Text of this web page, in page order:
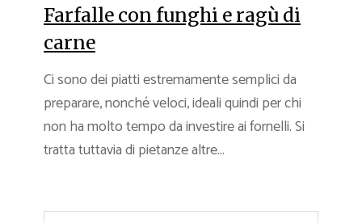
Farfalle con funghi e ragù di
carne
Ci sono dei piatti estremamente semplici da
preparare, nonché veloci, ideali quindi per chi
non ha molto tempo da investire ai fornelli. Si
tratta tuttavia di pietanze altre...